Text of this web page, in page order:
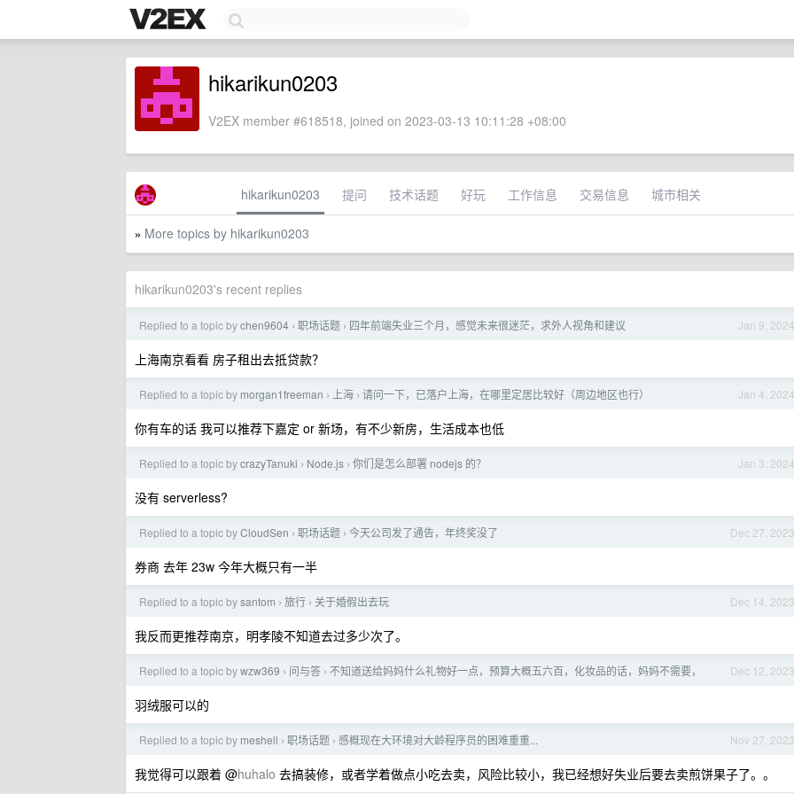
hikarikun0203
V2EX member #618518, joined on 2023-03-13 10:11:28 +08:00
hikarikun0203 提问 技术话题 好玩 工作信息 交易信息 城市相关
» More topics by hikarikun0203
hikarikun0203's recent replies
Jan 9, 2024
Replied to a topic bychen9604 › 职场话题 › 四年前端失业三个月，感觉未来很迷茫，求外人视角和建议
上海南京看看 房子租出去抵贷款？
Jan 4, 2024
Replied to a topic by morgan1freeman › 上海 › 请问一下，已落户上海，在哪里定居比较好（周边地区也行）
你有车的话 我可以推荐下嘉定 or 新场，有不少新房，生活成本也低
Jan 3, 2024
Replied to a topic bycrazyTanuki › Node.js › 你们是怎么部署 nodejs 的？
没有 serverless?
Dec 27, 2023
Replied to a topic byCloudSen › 职场话题 › 今天公司发了通告，年终奖没了
券商 去年 23w 今年大概只有一半
Dec 14, 2023
Replied to a topic bysantom › 旅行 › 关于婚假出去玩
我反而更推荐南京，明孝陵不知道去过多少次了。
Dec 12, 2023
Replied to a topic bywzw369 › 问与答 › 不知道送给妈妈什么礼物好一点，预算大概五六百，化妆品的话，妈妈不需要，
羽绒服可以的
Nov 27, 2023
Replied to a topic by meshell › 职场话题 › 感概现在大环境对大龄程序员的困难重重...
我觉得可以跟着 @huhalo 去搞装修，或者学着做点小吃去卖，风险比较小，我已经想好失业后要去卖煎饼果子了。。